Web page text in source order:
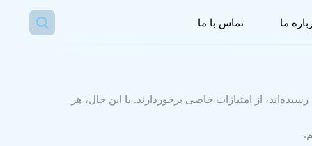
ما تماس با ما
از امتیازات خاصی برخوردارند. با این حال، هر